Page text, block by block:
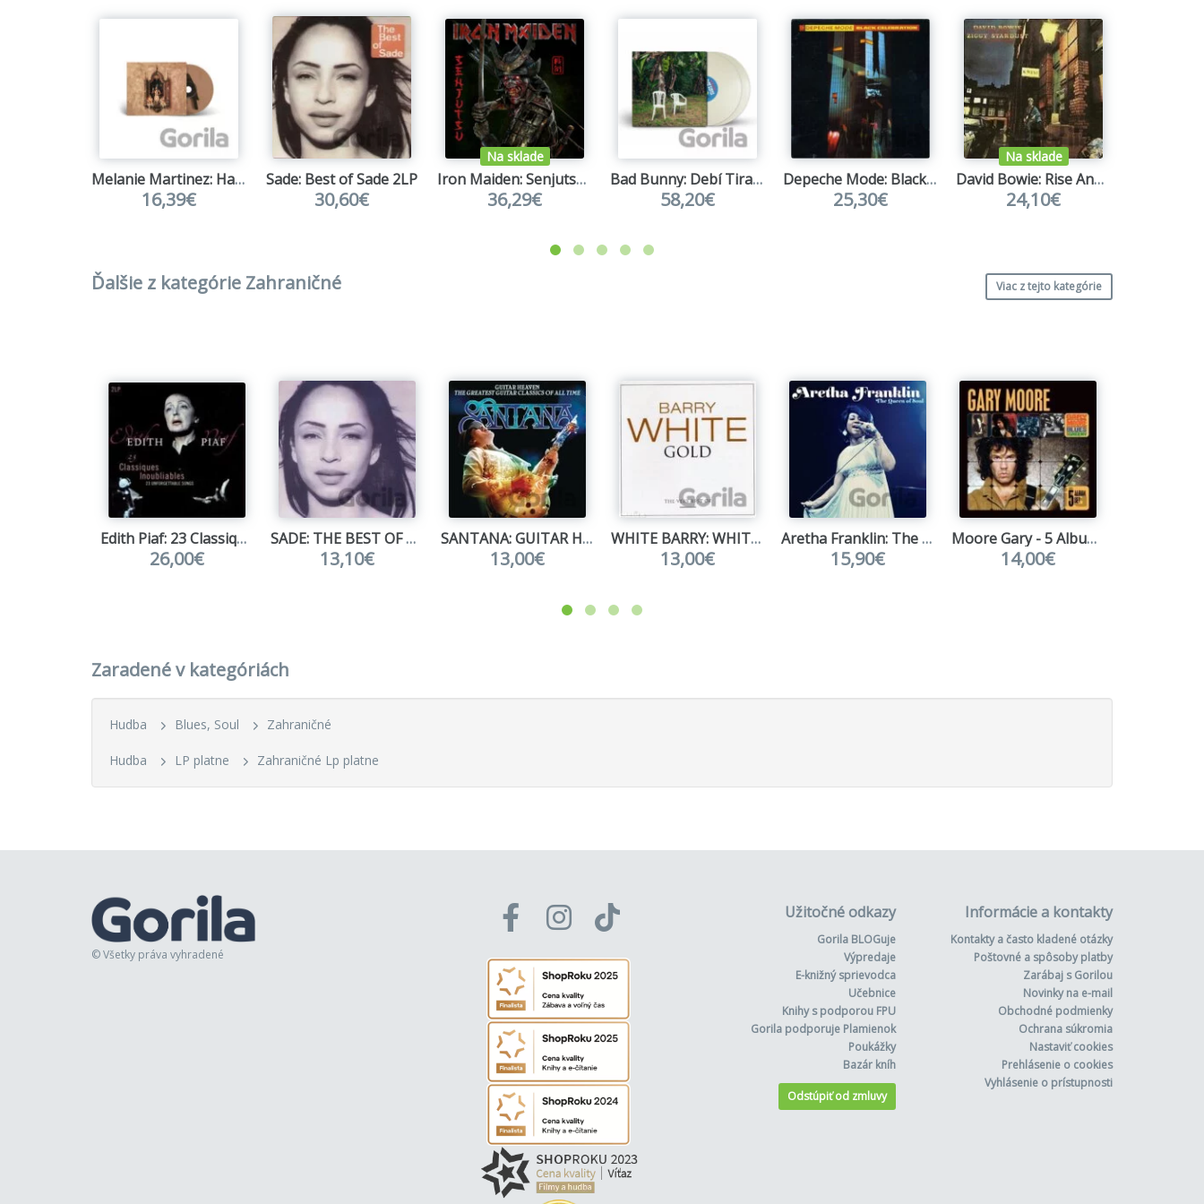
Melanie Martinez: Hades
16,39€
Sade: Best of Sade 2LP
30,60€
Na sklade
Iron Maiden: Senjutsu LP
36,29€
Bad Bunny: Debí Tirar Más Fotos
58,20€
Depeche Mode: Black Celebration LP
25,30€
Na sklade
David Bowie: Rise And Fall Of Ziggy Stardust And The Spiders From Mars LP
24,10€
Ďalšie z kategórie Zahraničné Viac z tejto kategórie
Edith Piaf: 23 Classiques (Colored) LP
26,00€
SADE: THE BEST OF SADE
13,10€
SANTANA: GUITAR HEAVEN: THE GREATEST GUITAR CLASSICS OF ALL
13,00€
WHITE BARRY: WHITE GOLD ( 2-CD)
13,00€
Aretha Franklin: The Queen Of Soul
15,90€
Moore Gary - 5 Album Set (5CD)
14,00€
Zaradené v kategóriách
Hudba Blues, Soul Zahraničné
Hudba LP platne Zahraničné Lp platne
© Všetky práva vyhradené
Užitočné odkazy
Gorila BLOGuje
Výpredaje
E-knižný sprievodca
Učebnice
Knihy s podporou FPU
Gorila podporuje Plamienok
Poukážky
Bazár kníh
Odstúpiť od zmluvy
Informácie a kontakty
Kontakty a často kladené otázky
Poštovné a spôsoby platby
Zarábaj s Gorilou
Novinky na e-mail
Obchodné podmienky
Ochrana súkromia
Nastaviť cookies
Prehlásenie o cookies
Vyhlásenie o prístupnosti